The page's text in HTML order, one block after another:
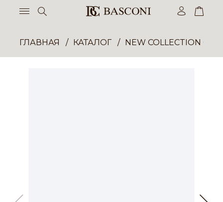
ГЛАВНАЯ КАТАЛОГ NEW COLLECTION